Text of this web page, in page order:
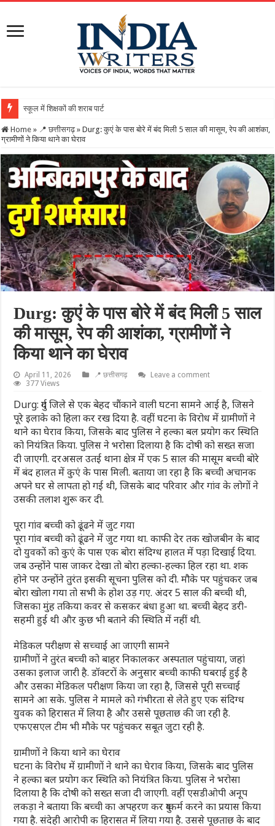
स्कूल में शिक्षकों की शराब पार्टी का वीडियो वायरल, DEO ने थमाया
Home » 📍 छत्तीसगढ़ » Durg: कुएं के पास बोरे में बंद मिली 5 साल की मासूम, रेप की आशंका,
ग्रामीणों ने किया थाने का घेराव
Durg: कुएं के पास बोरे में बंद मिली 5 साल
की मासूम, रेप की आशंका, ग्रामीणों ने
किया थाने का घेराव
April 11, 2026 📍 छत्तीसगढ़
Leave a comment
377 Views
Durg: दुर्ग जिले से एक बेहद चौंकाने वाली घटना सामने आई है, जिसने
पूरे इलाके को हिला कर रख दिया है. वहीं घटना के विरोध में ग्रामीणों ने
थाने का घेराव किया, जिसके बाद पुलिस ने हल्का बल प्रयोग कर स्थिति
को नियंत्रित किया. पुलिस ने भरोसा दिलाया है कि दोषी को सख्त सजा
दी जाएगी. दरअसल उतई थाना क्षेत्र में एक 5 साल की मासूम बच्ची बोरे
में बंद हालत में कुएं के पास मिली. बताया जा रहा है कि बच्ची अचानक
अपने घर से लापता हो गई थी, जिसके बाद परिवार और गांव के लोगों ने
उसकी तलाश शुरू कर दी.
पूरा गांव बच्ची को ढूंढने में जुट गया
पूरा गांव बच्ची को ढूंढने में जुट गया था. काफी देर तक खोजबीन के बाद
दो युवकों को कुएं के पास एक बोरा संदिग्ध हालत में पड़ा दिखाई दिया.
जब उन्होंने पास जाकर देखा तो बोरा हल्का-हल्का हिल रहा था. शक
होने पर उन्होंने तुरंत इसकी सूचना पुलिस को दी. मौके पर पहुंचकर जब
बोरा खोला गया तो सभी के होश उड़ गए. अंदर 5 साल की बच्ची थी,
जिसका मुंह तकिया कवर से कसकर बंधा हुआ था. बच्ची बेहद डरी-
सहमी हुई थी और कुछ भी बताने की स्थिति में नहीं थी.
मेडिकल परीक्षण से सच्चाई आ जाएगी सामने
ग्रामीणों ने तुरंत बच्ची को बाहर निकालकर अस्पताल पहुंचाया, जहां
उसका इलाज जारी है. डॉक्टरों के अनुसार बच्ची काफी घबराई हुई है
और उसका मेडिकल परीक्षण किया जा रहा है, जिससे पूरी सच्चाई
सामने आ सके. पुलिस ने मामले को गंभीरता से लेते हुए एक संदिग्ध
युवक को हिरासत में लिया है और उससे पूछताछ की जा रही है.
एफएसएल टीम भी मौके पर पहुंचकर सबूत जुटा रही है.
ग्रामीणों ने किया थाने का घेराव
घटना के विरोध में ग्रामीणों ने थाने का घेराव किया, जिसके बाद पुलिस
ने हल्का बल प्रयोग कर स्थिति को नियंत्रित किया. पुलिस ने भरोसा
दिलाया है कि दोषी को सख्त सजा दी जाएगी. वहीं एसडीओपी अनूप
लकड़ा ने बताया कि बच्ची का अपहरण कर दुष्कर्म करने का प्रयास किया
गया है. संदेही आरोपी क हिरासत में लिया गया है. उससे पूछताछ के बाद